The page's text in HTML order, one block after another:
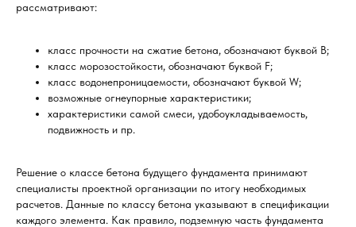
рассматривают:
класс прочности на сжатие бетона, обозначают буквой В;
класс морозостойкости, обозначают буквой F;
класс водонепроницаемости, обозначают буквой W;
возможные огнеупорные характеристики;
характеристики самой смеси, удобоукладываемость,
подвижность и пр.
Решение о классе бетона будущего фундамента принимают
специалисты проектной организации по итогу необходимых
расчетов. Данные по классу бетона указывают в спецификации
каждого элемента. Как правило, подземную часть фундамента